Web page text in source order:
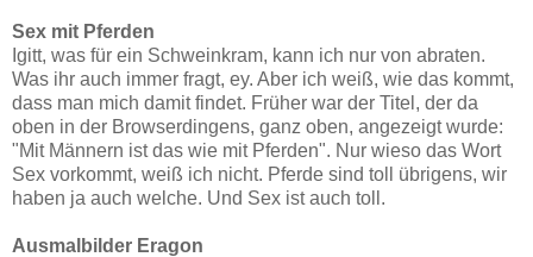
Sex mit Pferden
Igitt, was für ein Schweinkram, kann ich nur von abraten.
Was ihr auch immer fragt, ey. Aber ich weiß, wie das kommt,
dass man mich damit findet. Früher war der Titel, der da
oben in der Browserdingens, ganz oben, angezeigt wurde:
"Mit Männern ist das wie mit Pferden". Nur wieso das Wort
Sex vorkommt, weiß ich nicht. Pferde sind toll übrigens, wir
haben ja auch welche. Und Sex ist auch toll.
Ausmalbilder Eragon